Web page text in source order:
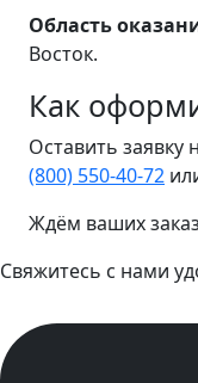
Область
Восток.
Как
Оставить заявку
(800) 550-40-72
Ждём ваших
Свяжитесь с нами